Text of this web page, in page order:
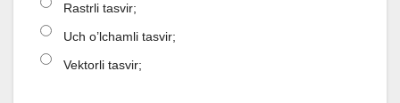
Rastrli tasvir;
Uch o’lchamli tasvir;
Vektorli tasvir;